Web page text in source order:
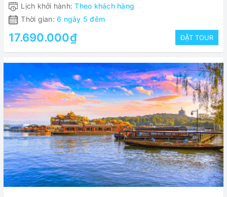
Lịch khởi hành:Theo khách hàng
Thời gian: 6 ngày 5 đêm
17.690.000₫ ĐẶT TOUR